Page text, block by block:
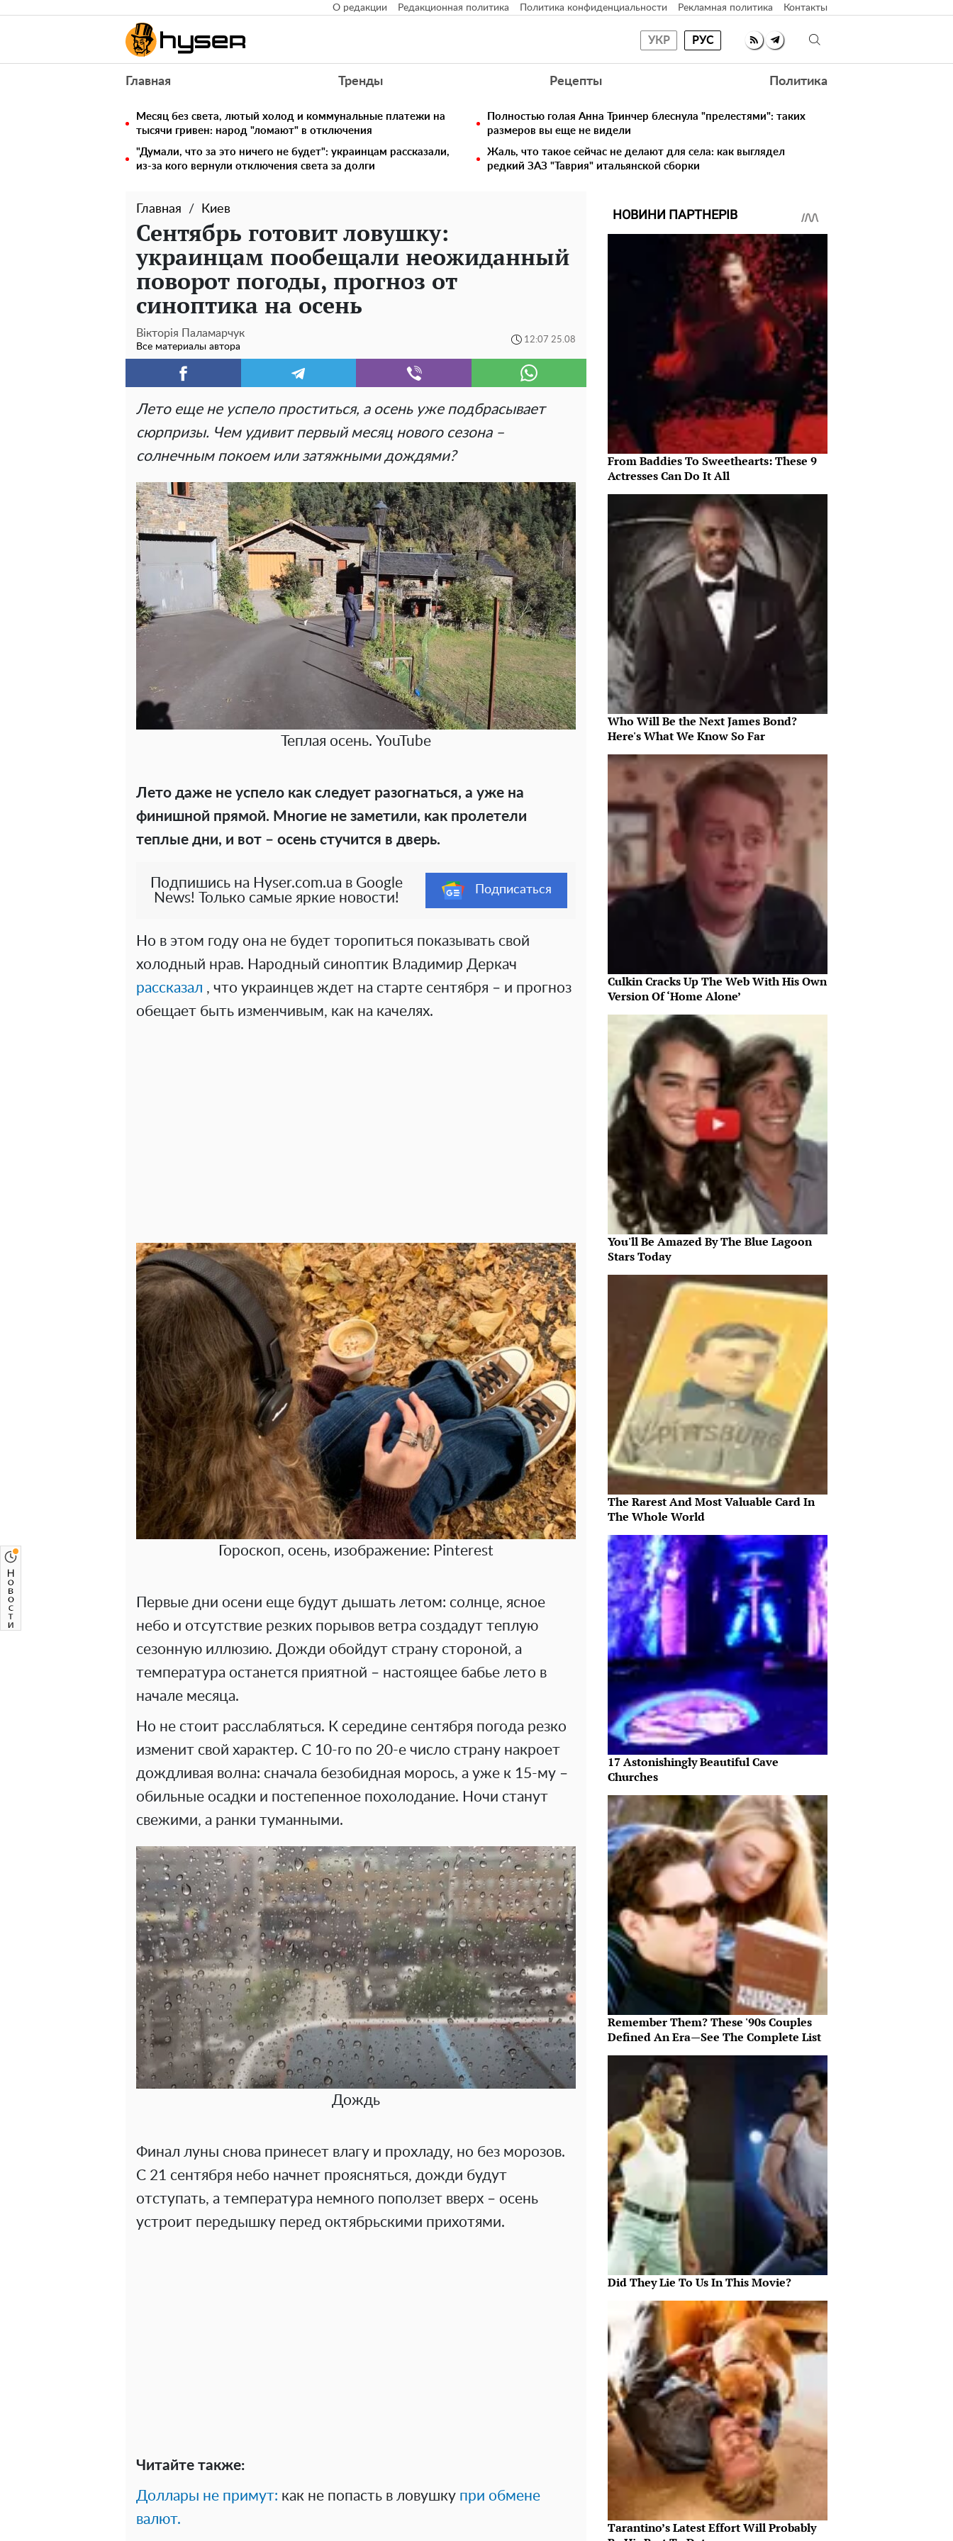
О редакции Редакционная политика Политика конфиденциальности Рекламная политика Контакты
УКР РУС
Главная Тренды Рецепты Политика
Месяц без света, лютый холод и коммунальные платежи на
тысячи гривен: народ "ломают" в отключения
Полностью голая Анна Тринчер блеснула "прелестями": таких
размеров вы еще не видели
"Думали, что за это ничего не будет": украинцам рассказали,
из-за кого вернули отключения света за долги
Жаль, что такое сейчас не делают для села: как выглядел
редкий ЗАЗ "Таврия" итальянской сборки
Главная Киев
Сентябрь готовит ловушку:
украинцам пообещали неожиданный
поворот погоды, прогноз от
синоптика на осень
Вікторія Паламарчук
Все материалы автора
12:07 25.08
Лето еще не успело проститься, а осень уже подбрасывает
сюрпризы. Чем удивит первый месяц нового сезона –
солнечным покоем или затяжными дождями?
Теплая осень. YouTube
Лето даже не успело как следует разогнаться, а уже на
финишной прямой. Многие не заметили, как пролетели
теплые дни, и вот – осень стучится в дверь.
Подпишись на Hyser.com.ua в Google
News! Только самые яркие новости!
Подписаться
Но в этом году она не будет торопиться показывать свой
холодный нрав. Народный синоптик Владимир Деркач
рассказал , что украинцев ждет на старте сентября – и прогноз
обещает быть изменчивым, как на качелях.
Гороскоп, осень, изображение: Pinterest
Первые дни осени еще будут дышать летом: солнце, ясное
небо и отсутствие резких порывов ветра создадут теплую
сезонную иллюзию. Дожди обойдут страну стороной, а
температура останется приятной – настоящее бабье лето в
начале месяца.
Но не стоит расслабляться. К середине сентября погода резко
изменит свой характер. С 10-го по 20-е число страну накроет
дождливая волна: сначала безобидная морось, а уже к 15-му –
обильные осадки и постепенное похолодание. Ночи станут
свежими, а ранки туманными.
Дождь
Финал луны снова принесет влагу и прохладу, но без морозов.
С 21 сентября небо начнет проясняться, дожди будут
отступать, а температура немного поползет вверх – осень
устроит передышку перед октябрьскими прихотями.
Читайте также:
Доллары не примут: как не попасть в ловушку при обмене
валют.
НОВИНИ ПАРТНЕРІВ
From Baddies To Sweethearts: These 9
Actresses Can Do It All
Who Will Be the Next James Bond?
Here's What We Know So Far
Culkin Cracks Up The Web With His Own
Version Of ‘Home Alone’
You'll Be Amazed By The Blue Lagoon
Stars Today
The Rarest And Most Valuable Card In
The Whole World
17 Astonishingly Beautiful Cave
Churches
Remember Them? These '90s Couples
Defined An Era—See The Complete List
Did They Lie To Us In This Movie?
Tarantino’s Latest Effort Will Probably